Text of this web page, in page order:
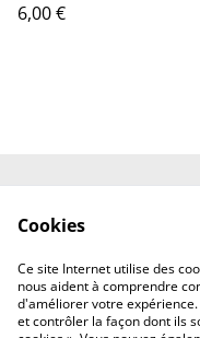
6,00 €
Conditions
Cookies
Ce site Internet utilise des
nous aident à comprendre
d'améliorer votre expérience.
et contrôler la façon dont ils